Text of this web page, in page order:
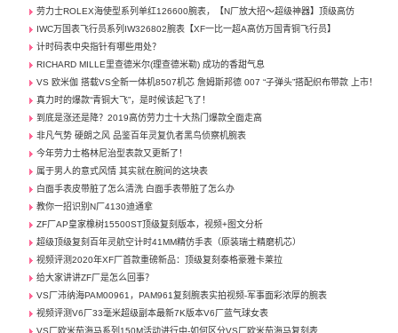
劳力士ROLEX海使型系列单红126600腕表，【N厂放大招～超级神器】顶级高仿
IWC万国表飞行员系列IW326802腕表【XF一比一超A高仿万国青铜飞行员】
计时码表中央指针有哪些用处？
RICHARD MILLE里查德米尔(理查德米勒) 成功的香甜气息
VS 欧米伽 搭载VS全新一体机8507机芯 詹姆斯邦德 007 “子弹头”搭配织布带款 上市！
真力时的爆款“青铜大飞”，是时候该起飞了！
到底是涨还是降？2019高仿劳力士十大热门爆款全面走高
非凡气势 硬朗之风 品鉴百年灵复仇者黑鸟侦察机腕表
今年劳力士格林尼治型表款又更新了！
属于男人的意式风情 其实就在腕间的这块表
白面手表皮带脏了怎么清洗 白面手表带脏了怎么办
教你一招识别N厂4130迪通拿
ZF厂AP皇家橡树15500ST顶级复刻版本，视频+图文分析
超级顶级复刻百年灵航空计时41MM精仿手表（原装瑞士精磨机芯）
视频评测2020年XF厂首款重磅新品：顶级复刻泰格豪雅卡莱拉
给大家讲讲ZF厂是怎么回事？
VS厂沛纳海PAM00961，PAM961复刻腕表实拍视频-军事面彩浓厚的腕表
视频评测V6厂33毫米超级副本最新7K版本V6厂蓝气球女表
VS厂欧米茄海马系列150M活动进行中-如何区分VS厂欧米茄海马复刻表